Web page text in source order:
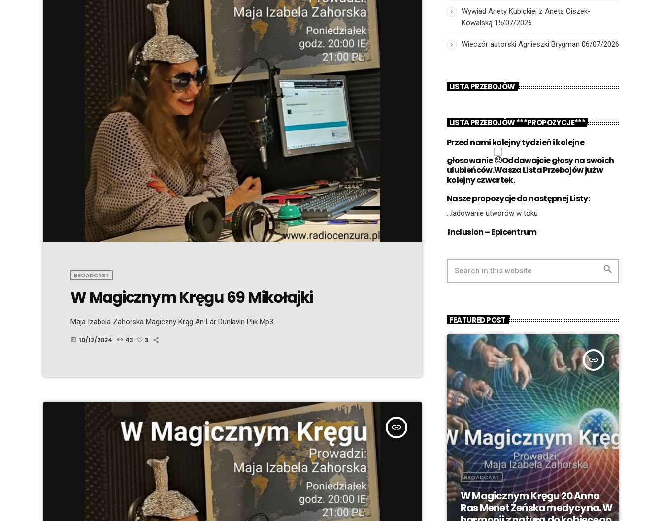
BROADCAST
W Magicznym Kręgu 69 Mikołajki
Maja Izabela Zahorska Magiczny Krąg An Lár Dunlavin Plik Mp3.
today 10/12/2024 43 3
insert_link
Wywiad Anety Kubickiej z Anetą Ciszek-
Kowalską 15/07/2026
Wieczór autorski Agnieszki Brygman 06/07/2026
LISTA PRZEBOJÓW
LISTA PRZEBOJÓW ***PROPOZYCJE***
Przed nami kolejny tydzień i kolejne
głosowanie
Oddawajcie głosy na swoich
ulubieńców.Wasza Lista Przebojów już w
kolejny czwartek.
Nasze propozycje do następnej Listy:
…ladowanie utworów w toku
Inclusion – Epicentrum
search
FEATURED POST
insert_link
BROADCAST
W Magicznym Kręgu 20 Anna
Ras Menet Żeńska medycyna. W